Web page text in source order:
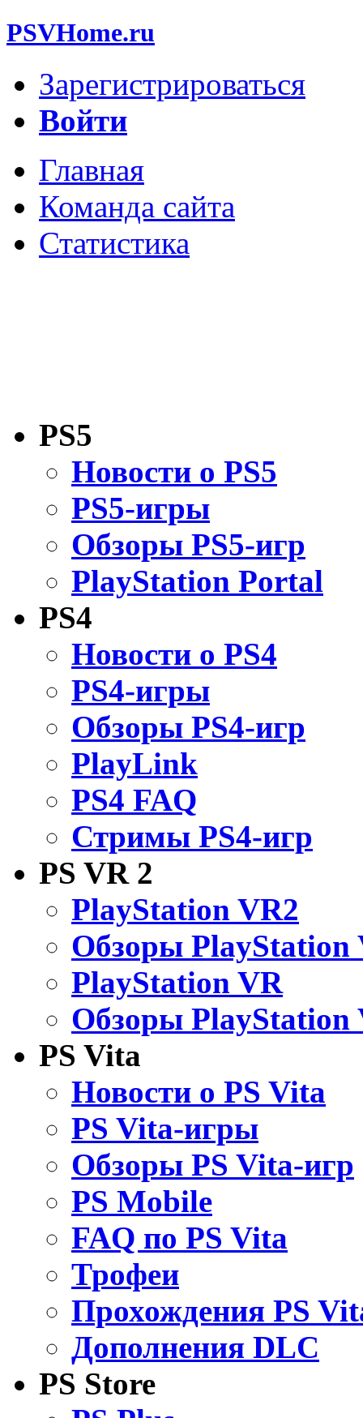
PSVHome.ru
Зарегистрироваться
Войти
Главная
Команда сайта
Статистика
PS5
Новости о PS5
PS5-игры
Обзоры PS5-игр
PlayStation Portal
PS4
Новости о PS4
PS4-игры
Обзоры PS4-игр
PlayLink
PS4 FAQ
Стримы PS4-игр
PS VR 2
PlayStation VR2
Обзоры PlayStation
PlayStation VR
Обзоры PlayStation
PS Vita
Новости о PS Vita
PS Vita-игры
Обзоры PS Vita-игр
PS Mobile
FAQ по PS Vita
Трофеи
Прохождения PS
Дополнения DLC
PS Store